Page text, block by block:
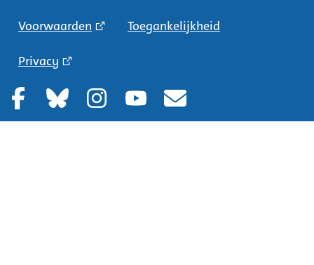
Voorwaarden Toegankelijkheid
Privacy